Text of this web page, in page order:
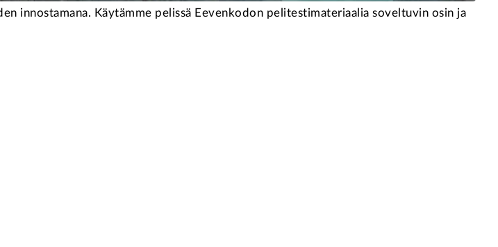
innostamana. Käytämme pelissä Eevenkodon pelitestimateriaalia soveltuvin osin ja